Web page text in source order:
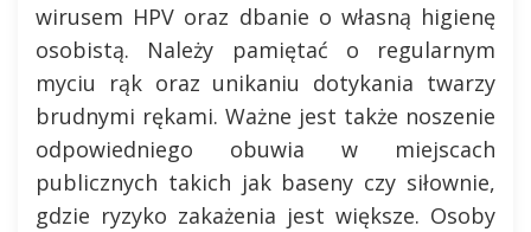
wirusem HPV oraz dbanie o własną higienę
osobistą. Należy pamiętać o regularnym
myciu rąk oraz unikaniu dotykania twarzy
brudnymi rękami. Ważne jest także noszenie
odpowiedniego obuwia w miejscach
publicznych takich jak baseny czy siłownie,
gdzie ryzyko zakażenia jest większe. Osoby